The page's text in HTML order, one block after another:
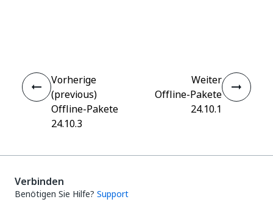
Vorherige
(previous)
Offline-Pakete
24.10.3
Weiter
Offline-Pakete
24.10.1
Verbinden
Benötigen Sie Hilfe? Support